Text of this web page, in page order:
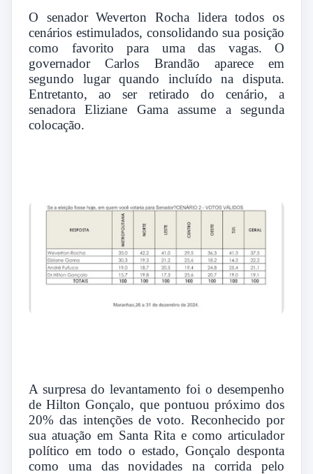
O senador Weverton Rocha lidera todos os
cenários estimulados, consolidando sua posição
como favorito para uma das vagas. O
governador Carlos Brandão aparece em
segundo lugar quando incluído na disputa.
Entretanto, ao ser retirado do cenário, a
senadora Eliziane Gama assume a segunda
colocação.
A surpresa do levantamento foi o desempenho
de Hilton Gonçalo, que pontuou próximo dos
20% das intenções de voto. Reconhecido por
sua atuação em Santa Rita e como articulador
político em todo o estado, Gonçalo desponta
como uma das novidades na corrida pelo